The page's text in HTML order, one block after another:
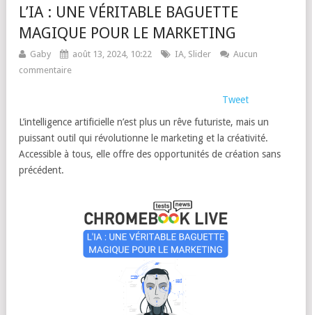
L’IA : UNE VÉRITABLE BAGUETTE
MAGIQUE POUR LE MARKETING
Gaby août 13, 2024, 10:22 IA, Slider
Aucun
commentaire
Tweet
L’intelligence artificielle n’est plus un rêve futuriste, mais un
puissant outil qui révolutionne le marketing et la créativité.
Accessible à tous, elle offre des opportunités de création sans
précédent.